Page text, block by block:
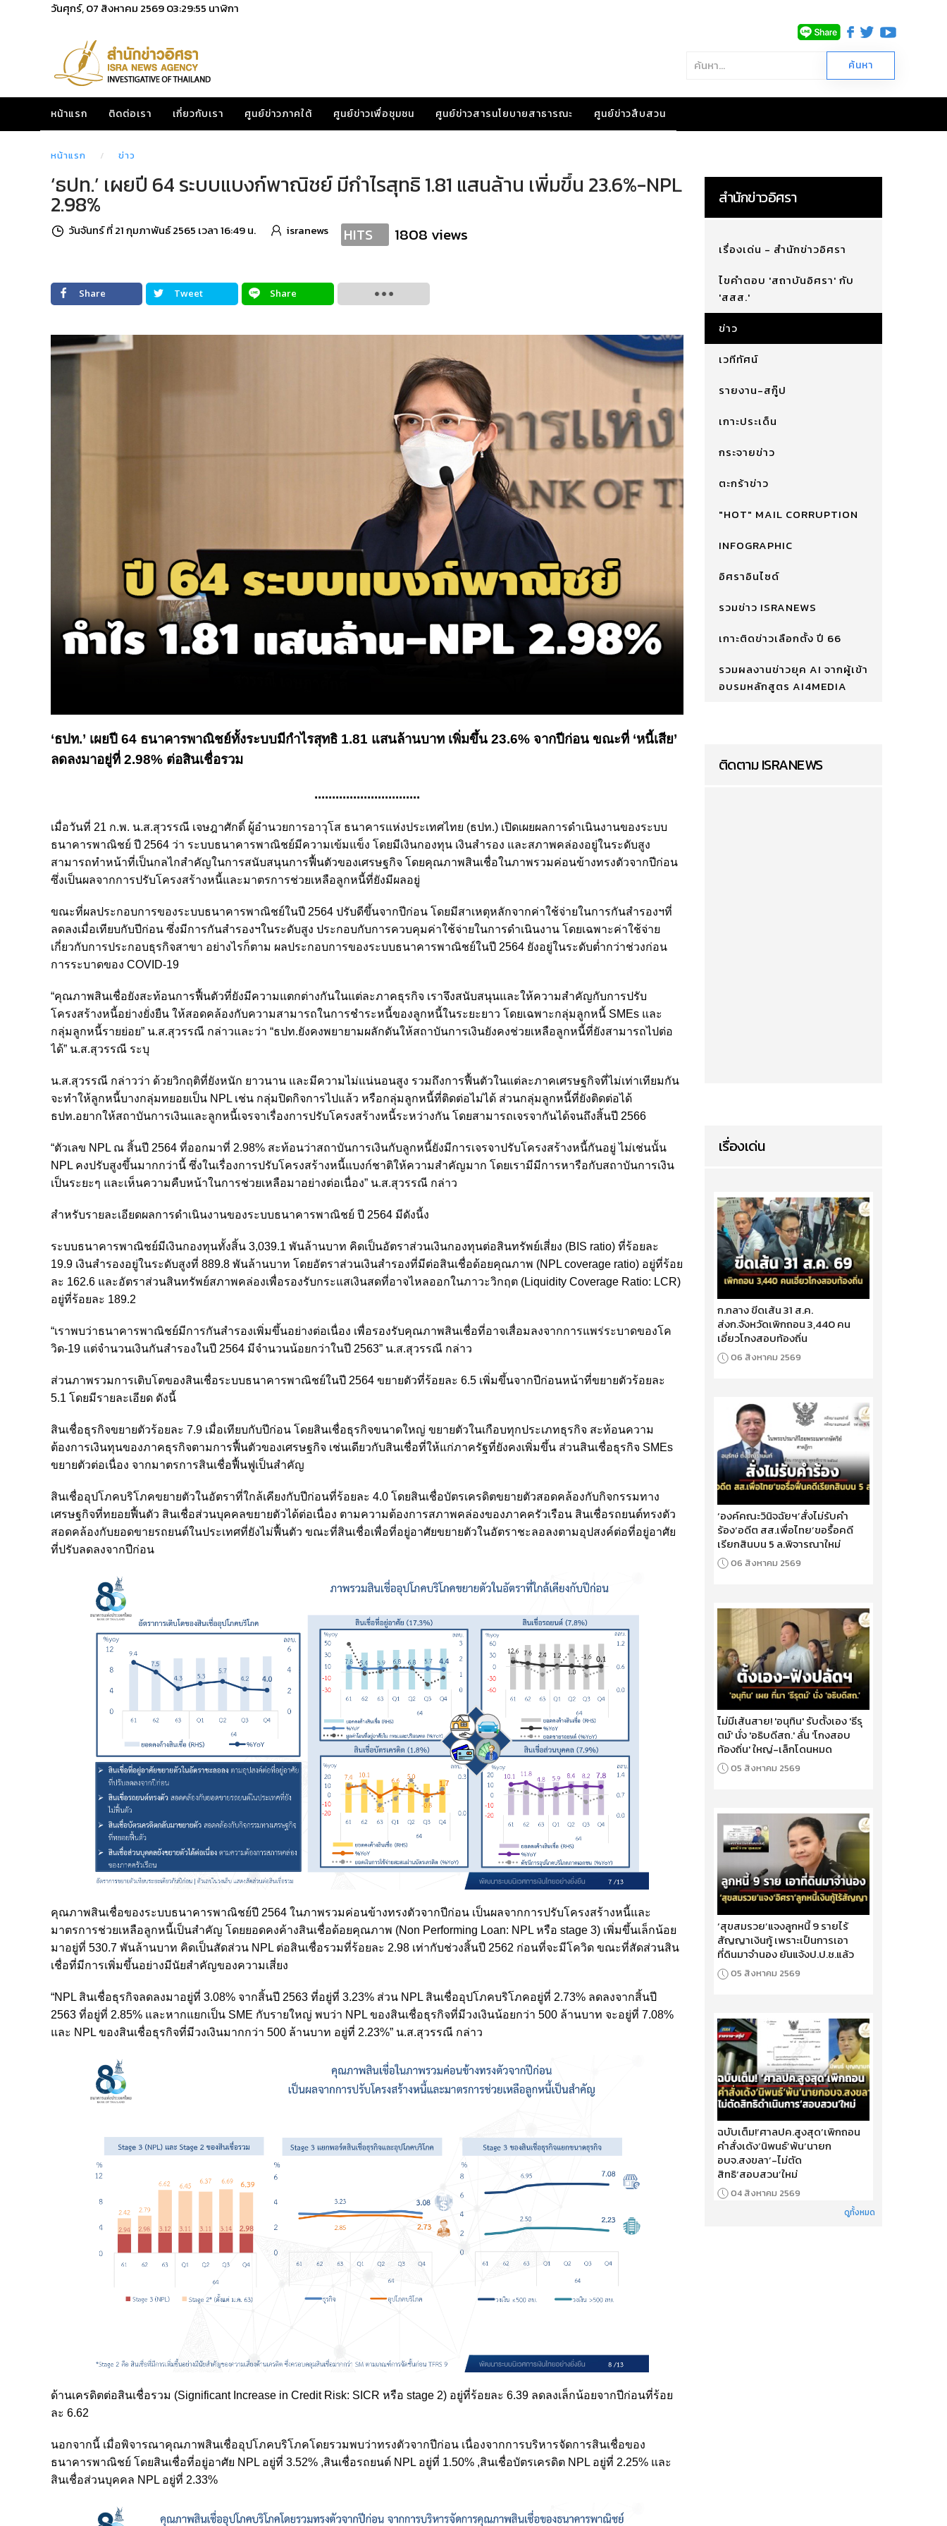
วันศุกร์, 07 สิงหาคม 256903:29:56 นาฬิกา
หน้าแรก ติดต่อเรา เกี่ยวกับเรา ศูนย์ข่าวภาคใต้ ศูนย์ข่าวเพื่อชุมชน ศูนย์ข่าวสารนโยบายสาธารณะ ศูนย์ข่าวสืบสวน
หน้าแรก ข่าว
‘ธปท.’ เผยปี 64 ระบบแบงก์พาณิชย์ มีกำไรสุทธิ 1.81 แสนล้าน เพิ่มขึ้น 23.6%-NPL
2.98%
วันจันทร์ ที่ 21 กุมภาพันธ์ 2565 เวลา 16:49 น. isranews HITS 1808 views
Share Tweet Share
‘ธปท.’ เผยปี 64 ธนาคารพาณิชย์ทั้งระบบมีกำไรสุทธิ 1.81 แสนล้านบาท เพิ่มขึ้น 23.6% จากปีก่อน ขณะที่ ‘หนี้เสีย’
ลดลงมาอยู่ที่ 2.98% ต่อสินเชื่อรวม
..............................
เมื่อวันที่ 21 ก.พ. น.ส.สุวรรณี เจษฎาศักดิ์ ผู้อำนวยการอาวุโส ธนาคารแห่งประเทศไทย (ธปท.) เปิดเผยผลการดำเนินงานของระบบ
ธนาคารพาณิชย์ ปี 2564 ว่า ระบบธนาคารพาณิชย์มีความเข้มแข็ง โดยมีเงินกองทุน เงินสำรอง และสภาพคล่องอยู่ในระดับสูง
สามารถทำหน้าที่เป็นกลไกสำคัญในการสนับสนุนการฟื้นตัวของเศรษฐกิจ โดยคุณภาพสินเชื่อในภาพรวมค่อนข้างทรงตัวจากปีก่อน
ซึ่งเป็นผลจากการปรับโครงสร้างหนี้และมาตรการช่วยเหลือลูกหนี้ที่ยังมีผลอยู่
ขณะที่ผลประกอบการของระบบธนาคารพาณิชย์ในปี 2564 ปรับดีขึ้นจากปีก่อน โดยมีสาเหตุหลักจากค่าใช้จ่ายในการกันสำรองฯที่
ลดลงเมื่อเทียบกับปีก่อน ซึ่งมีการกันสำรองฯในระดับสูง ประกอบกับการควบคุมค่าใช้จ่ายในการดำเนินงาน โดยเฉพาะค่าใช้จ่าย
เกี่ยวกับการประกอบธุรกิจสาขา อย่างไรก็ตาม ผลประกอบการของระบบธนาคารพาณิชย์ในปี 2564 ยังอยู่ในระดับต่ำกว่าช่วงก่อน
การระบาดของ COVID-19
“คุณภาพสินเชื่อยังสะท้อนการฟื้นตัวที่ยังมีความแตกต่างกันในแต่ละภาคธุรกิจ เราจึงสนับสนุนและให้ความสำคัญกับการปรับ
โครงสร้างหนี้อย่างยั่งยืน ให้สอดคล้องกับความสามารถในการชำระหนี้ของลูกหนี้ในระยะยาว โดยเฉพาะกลุ่มลูกหนี้ SMEs และ
กลุ่มลูกหนี้รายย่อย” น.ส.สุวรรณี กล่าวและว่า “ธปท.ยังคงพยายามผลักดันให้สถาบันการเงินยังคงช่วยเหลือลูกหนี้ที่ยังสามารถไปต่อ
ได้” น.ส.สุวรรณี ระบุ
น.ส.สุวรรณี กล่าวว่า ด้วยวิกฤติที่ยังหนัก ยาวนาน และมีความไม่แน่นอนสูง รวมถึงการฟื้นตัวในแต่ละภาคเศรษฐกิจที่ไม่เท่าเทียมกัน
จะทำให้ลูกหนี้บางกลุ่มทยอยเป็น NPL เช่น กลุ่มปิดกิจการไปแล้ว หรือกลุ่มลูกหนี้ที่ติดต่อไม่ได้ ส่วนกลุ่มลูกหนี้ที่ยังติดต่อได้
ธปท.อยากให้สถาบันการเงินและลูกหนี้เจรจาเรื่องการปรับโครงสร้างหนี้ระหว่างกัน โดยสามารถเจรจากันได้จนถึงสิ้นปี 2566
“ตัวเลข NPL ณ สิ้นปี 2564 ที่ออกมาที่ 2.98% สะท้อนว่าสถาบันการเงินกับลูกหนี้ยังมีการเจรจาปรับโครงสร้างหนี้กันอยู่ ไม่เช่นนั้น
NPL คงปรับสูงขึ้นมากกว่านี้ ซึ่งในเรื่องการปรับโครงสร้างหนี้แบงก์ชาติให้ความสำคัญมาก โดยเรามีมีการหารือกับสถาบันการเงิน
เป็นระยะๆ และเห็นความคืบหน้าในการช่วยเหลือมาอย่างต่อเนื่อง” น.ส.สุวรรณี กล่าว
สำหรับรายละเอียดผลการดำเนินงานของระบบธนาคารพาณิชย์ ปี 2564 มีดังนี้ง
ระบบธนาคารพาณิชย์มีเงินกองทุนทั้งสิ้น 3,039.1 พันล้านบาท คิดเป็นอัตราส่วนเงินกองทุนต่อสินทรัพย์เสี่ยง (BIS ratio) ที่ร้อยละ
19.9 เงินสำรองอยู่ในระดับสูงที่ 889.8 พันล้านบาท โดยอัตราส่วนเงินสำรองที่มีต่อสินเชื่อด้อยคุณภาพ (NPL coverage ratio) อยู่ที่ร้อย
ละ 162.6 และอัตราส่วนสินทรัพย์สภาพคล่องเพื่อรองรับกระแสเงินสดที่อาจไหลออกในภาวะวิกฤต (Liquidity Coverage Ratio: LCR)
อยู่ที่ร้อยละ 189.2
“เราพบว่าธนาคารพาณิชย์มีการกันสำรองเพิ่มขึ้นอย่างต่อเนื่อง เพื่อรองรับคุณภาพสินเชื่อที่อาจเสื่อมลงจากการแพร่ระบาดของโค
วิด-19 แต่จำนวนเงินกันสำรองในปี 2564 มีจำนวนน้อยกว่าในปี 2563” น.ส.สุวรรณี กล่าว
ส่วนภาพรวมการเติบโตของสินเชื่อระบบธนาคารพาณิชย์ในปี 2564 ขยายตัวที่ร้อยละ 6.5 เพิ่มขึ้นจากปีก่อนหน้าที่ขยายตัวร้อยละ
5.1 โดยมีรายละเอียด ดังนี้
สินเชื่อธุรกิจขยายตัวร้อยละ 7.9 เมื่อเทียบกับปีก่อน โดยสินเชื่อธุรกิจขนาดใหญ่ ขยายตัวในเกือบทุกประเภทธุรกิจ สะท้อนความ
ต้องการเงินทุนของภาคธุรกิจตามการฟื้นตัวของเศรษฐกิจ เช่นเดียวกับสินเชื่อที่ให้แก่ภาครัฐที่ยังคงเพิ่มขึ้น ส่วนสินเชื่อธุรกิจ SMEs
ขยายตัวต่อเนื่อง จากมาตรการสินเชื่อฟื้นฟูเป็นสำคัญ
สินเชื่ออุปโภคบริโภคขยายตัวในอัตราที่ใกล้เคียงกับปีก่อนที่ร้อยละ 4.0 โดยสินเชื่อบัตรเครดิตขยายตัวสอดคล้องกับกิจกรรมทาง
เศรษฐกิจที่ทยอยฟื้นตัว สินเชื่อส่วนบุคคลขยายตัวได้ต่อเนื่อง ตามความต้องการสภาพคล่องของภาคครัวเรือน สินเชื่อรถยนต์ทรงตัว
สอดคล้องกับยอดขายรถยนต์ในประเทศที่ยังไม่ฟื้นตัว ขณะที่สินเชื่อเพื่อที่อยู่อาศัยขยายตัวในอัตราชะลอลงตามอุปสงค์ต่อที่อยู่อาศัย
ที่ปรับลดลงจากปีก่อน
คุณภาพสินเชื่อของระบบธนาคารพาณิชย์ปี 2564 ในภาพรวมค่อนข้างทรงตัวจากปีก่อน เป็นผลจากการปรับโครงสร้างหนี้และ
มาตรการช่วยเหลือลูกหนี้เป็นสำคัญ โดยยอดคงค้างสินเชื่อด้อยคุณภาพ (Non Performing Loan: NPL หรือ stage 3) เพิ่มขึ้นเล็กน้อย
มาอยู่ที่ 530.7 พันล้านบาท คิดเป็นสัดส่วน NPL ต่อสินเชื่อรวมที่ร้อยละ 2.98 เท่ากับช่วงสิ้นปี 2562 ก่อนที่จะมีโควิด ขณะที่สัดส่วนสิน
เชื่อที่มีการเพิ่มขึ้นอย่างมีนัยสำคัญของความเสี่ยง
“NPL สินเชื่อธุรกิจลดลงมาอยู่ที่ 3.08% จากสิ้นปี 2563 ที่อยู่ที่ 3.23% ส่วน NPL สินเชื่ออุปโภคบริโภคอยู่ที่ 2.73% ลดลงจากสิ้นปี
2563 ที่อยู่ที่ 2.85% และหากแยกเป็น SME กับรายใหญ่ พบว่า NPL ของสินเชื่อธุรกิจที่มีวงเงินน้อยกว่า 500 ล้านบาท จะอยู่ที่ 7.08%
และ NPL ของสินเชื่อธุรกิจที่มีวงเงินมากกว่า 500 ล้านบาท อยู่ที่ 2.23%” น.ส.สุวรรณี กล่าว
ด้านเครดิตต่อสินเชื่อรวม (Significant Increase in Credit Risk: SICR หรือ stage 2) อยู่ที่ร้อยละ 6.39 ลดลงเล็กน้อยจากปีก่อนที่ร้อย
ละ 6.62
นอกจากนี้ เมื่อพิจารณาคุณภาพสินเชื่ออุปโภคบริโภคโดยรวมพบว่าทรงตัวจากปีก่อน เนื่องจากการบริหารจัดการสินเชื่อของ
ธนาคารพาณิชย์ โดยสินเชื่อที่อยู่อาศัย NPL อยู่ที่ 3.52% ,สินเชื่อรถยนต์ NPL อยู่ที่ 1.50% ,สินเชื่อบัตรเครดิต NPL อยู่ที่ 2.25% และ
สินเชื่อส่วนบุคคล NPL อยู่ที่ 2.33%
สำนักข่าวอิศรา
เรื่องเด่น - สำนักข่าวอิศรา
ไขคำตอบ 'สถาบันอิศรา' กับ
'สสส.'
ข่าว
เวทีทัศน์
รายงาน-สกู๊ป
เกาะประเด็น
กระจายข่าว
ตะกร้าข่าว
"HOT" MAIL CORRUPTION
INFOGRAPHIC
อิศราอินไซด์
รวมข่าว ISRANEWS
เกาะติดข่าวเลือกตั้ง ปี 66
รวมผลงานข่าวยุค AI จากผู้เข้า
อบรมหลักสูตร AI4MEDIA
ติดตาม ISRANEWS
เรื่องเด่น
ก.กลาง ขีดเส้น 31 ส.ค.
ส่งก.จังหวัดเพิกถอน 3,440 คน
เอี่ยวโกงสอบท้องถิ่น
06 สิงหาคม 2569
‘องค์คณะวินิจฉัยฯ’สั่งไม่รับคำ
ร้อง‘อดีต สส.เพื่อไทย’ขอรื้อคดี
เรียกสินบน 5 ล.พิจารณาใหม่
06 สิงหาคม 2569
ไม่มีเส้นสาย! 'อนุทิน' รับตั้งเอง 'ธีรุ
ตม์' นั่ง 'อธิบดีสถ.' ลั่น 'โกงสอบ
ท้องถิ่น' ใหญ่-เล็กโดนหมด
05 สิงหาคม 2569
‘สุขสมรวย’แจงลูกหนี้ 9 รายไร้
สัญญาเงินกู้ เพราะเป็นการเอา
ที่ดินมาจำนอง ยันแจ้งป.ป.ช.แล้ว
05 สิงหาคม 2569
ฉบับเต็ม!‘ศาลปค.สูงสุด’เพิกถอน
คำสั่งเด้ง‘นิพนธ์’พ้น‘นายก
อบจ.สงขลา’-ไม่ตัด
สิทธิ‘สอบสวน’ใหม่
04 สิงหาคม 2569
ดูทั้งหมด